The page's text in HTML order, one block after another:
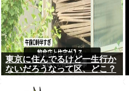
東京に住んでるけど一生行か
ないだろうなって区、どこ？